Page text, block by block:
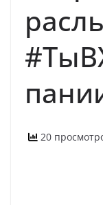
расль
20